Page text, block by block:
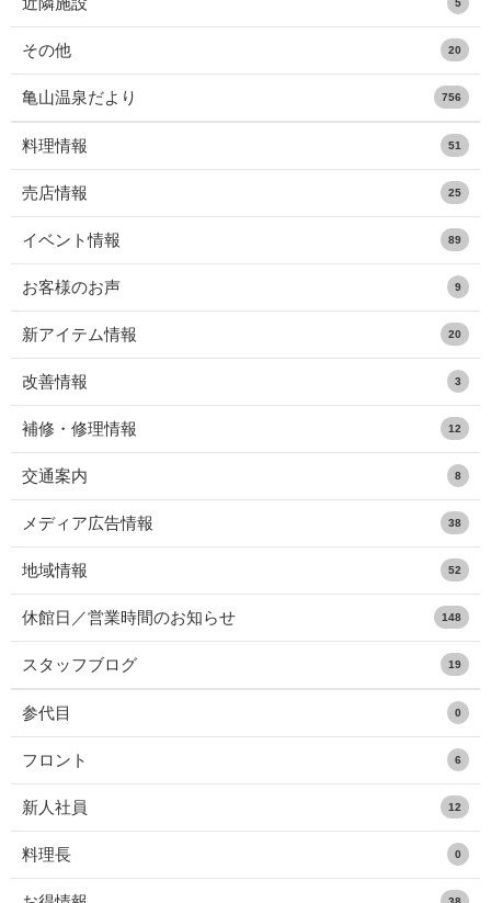
5
その他 20
亀山温泉だより 756
料理情報 51
売店情報 25
イベント情報 89
お客様のお声 9
新アイテム情報 20
改善情報 3
補修・修理情報 12
交通案内 8
メディア広告情報 38
地域情報 52
休館日／営業時間のお知らせ 148
スタッフブログ 19
参代目 0
フロント 6
新人社員 12
料理長 0